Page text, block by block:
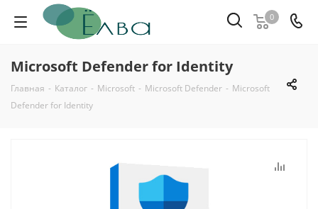
0
Microsoft Defender for Identity
Главная - Каталог - Microsoft - Microsoft Defender - Microsoft
Defender for Identity